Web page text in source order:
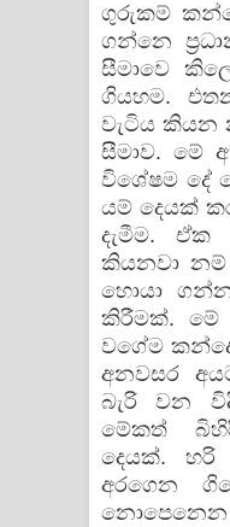
ගුරුකම්
ගන්නෙ
සීමාවෙ
ගියහම.
වැටිය කියන
සීමාව. මේ
විශේෂම දේ
යම් දෙයක්
දැමීම.
කියනවා නම්
හොයා
කිරීමක්. මේ
වගේම
අනවසර
බැරි වන
මේකත්
දෙයක්. හරි
අරගෙන